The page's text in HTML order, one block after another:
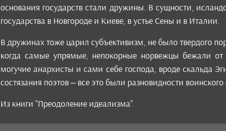
основания государств стали дружины. В сущности,
государства в Новгороде и Киеве, в устье Сены и в Италии.
В дружинах тоже царил субъективизм, не было твердого
когда самые упрямые, непокорные норвежцы бежали от
могучие анархисты и сами себе господа, вроде скальда
состязания поэтов – все это были разновидности
Из книги "Преодоление идеализма".